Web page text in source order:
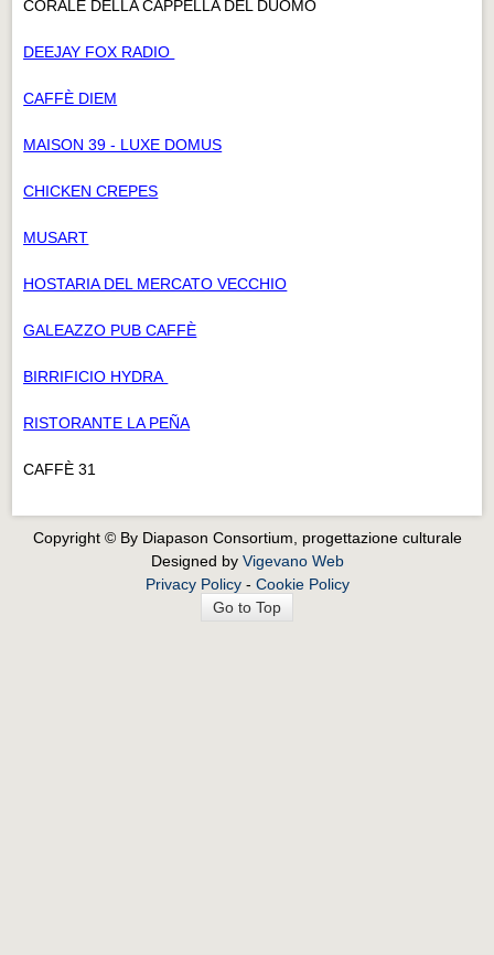
CORALE DELLA CAPPELLA DEL DUOMO
DEEJAY FOX RADIO
CAFFÈ DIEM
MAISON 39 - LUXE DOMUS
CHICKEN CREPES
MUSART
HOSTARIA DEL MERCATO VECCHIO
GALEAZZO PUB CAFFÈ
BIRRIFICIO HYDRA
RISTORANTE LA PEÑA
CAFFÈ 31
Copyright © By Diapason Consortium, progettazione culturale
Designed by Vigevano Web
Privacy Policy- Cookie Policy
Go to Top